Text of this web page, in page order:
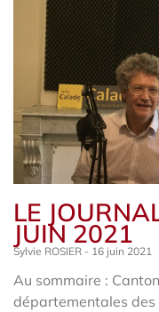
LE
JUIN 2021
Sylvie ROSIER 16 juin 2021
Au sommaire :
départementales